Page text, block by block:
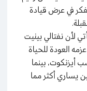
في عرض قيادة
لأن نفتالي بينيت
العودة للحياة
أيزنكوت، بينما
يساري أكثر مما